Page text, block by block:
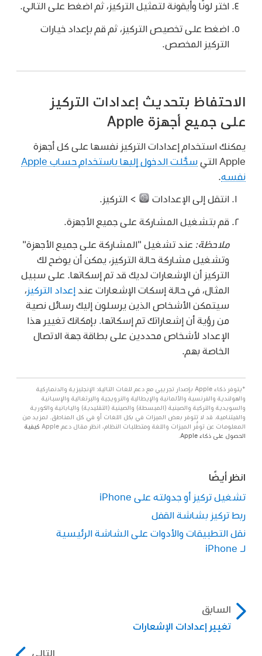
اختر لونًا وأيقونة لتمثيل التركيز، ثم اضغط على التالي.
اضغط على تخصيص التركيز، ثم قم بإعداد خيارات
التركيز المخصص.
الاحتفاظ بتحديث إعدادات التركيز
على جميع أجهزة Apple
يمكنك استخدام إعدادات التركيز نفسها على كل أجهزة
Apple التي
سجَّلت الدخول إليها باستخدام حساب Apple
نفسه
انتقل إلى الإعدادات > التركيز.
قم بتشغيل المشاركة على جميع الأجهزة.
ملاحظة: عند تشغيل "المشاركة على جميع الأجهزة"
وتشغيل مشاركة حالة التركيز، يمكن أن يوضح لك
التركيز أن الإشعارات لديك قد تم إسكاتها. على سبيل
المثال، في حالة إسكات الإشعارات عندإعداد التركيز،
سيتمكن الأشخاص الذين يرسلون إليك رسائل نصية
من رؤية أن إشعاراتك تم إسكاتها. بإمكانك تغيير هذا
الإعداد لأشخاص محددين على بطاقة جهة الاتصال
الخاصة بهم.
*يتوفر ذكاء Apple بإصدار تجريبي مع دعم للغات التالية: الإنجليزية والدنماركية
والهولندية والفرنسية والألمانية والإيطالية والنرويجية والبرتغالية والإسبانية
والسويدية والتركية والصينية (المبسطة) والصينية (التقليدية) واليابانية والكورية
والفيتنامية. قد لا تتوفر بعض الميزات في بكل اللغات أو في كل المناطق. لمزيد من
المعلومات عن توفُّر الميزات واللغة ومتطلبات النظام، انظر مقال دعم Apple
كيفية
الحصول على ذكاء Apple
انظر أيضًا
تشغيل تركيز أو جدولته على iPhone
ربط تركيز بشاشة القفل
نقل التطبيقات والأدوات على الشاشة الرئيسية
لـ iPhone
السابق
تغيير إعدادات الإشعارات
التالي